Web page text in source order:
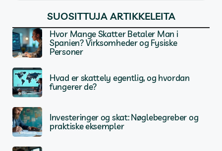
SUOSITTUJA ARTIKKELEITA
Hvor Mange Skatter Betaler Man i
Spanien? Virksomheder og Fysiske
Personer
Hvad er skattely egentlig, og hvordan
fungerer de?
Investeringer og skat: Nøglebegreber og
praktiske eksempler